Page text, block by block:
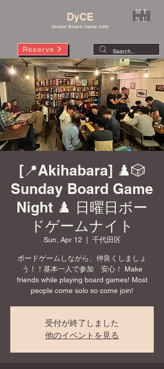
DyCE
Global Board Game Cafe
Reserve
ME
NU
[📍Akihabara] ♟️🎲
Sunday Board Game
Night ♟️ 日曜日ボー
ドゲームナイト
Sun, Apr 12 千代田区
ボードゲームしながら、仲良くしましょ
う！！基本一人で参加 安心！ Make
friends while playing board games! Most
people come solo so come join!
受付が終了しました
他のイベントを見る